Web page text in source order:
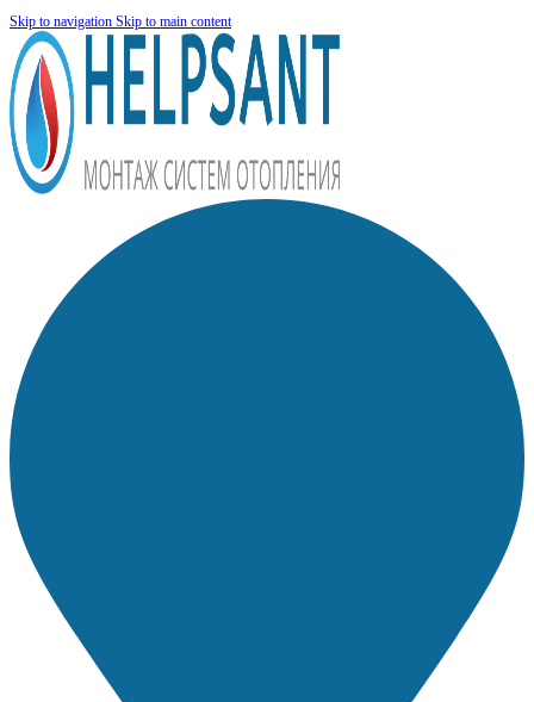
Skip to navigation Skip to main content